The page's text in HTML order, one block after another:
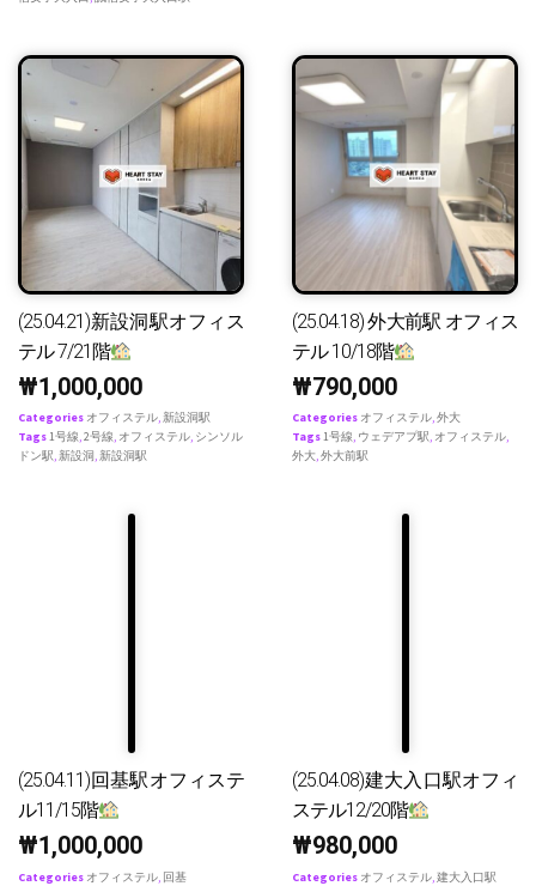
(25.04.21)新設洞駅オフィス
テル 7/21階
₩1,000,000
Categories オフィステル,新設洞駅
Tags1号線,2号線, オフィステル, シンソル
ドン駅,新設洞 ,新設洞駅
(25.04.18) 外大前駅 オフィス
テル 10/18階
₩790,000
Categories オフィステル,外大
Tags1号線, ウェデアプ駅, オフィステル,
外大,外大前駅
(25.04.11)回基駅オフィステ
ル11/15階
₩1,000,000
Categories オフィステル, 回基
(25.04.08)建大入口駅オフィ
ステル12/20階
₩980,000
Categories オフィステル,建大入口駅